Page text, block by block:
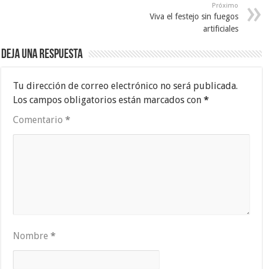
Próximo
Viva el festejo sin fuegos
artificiales
Deja una respuesta
Tu dirección de correo electrónico no será publicada.
Los campos obligatorios están marcados con*
Comentario*
Nombre*